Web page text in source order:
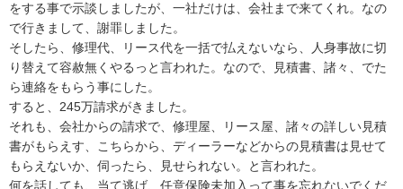
をする事で示談しましたが、一社だけは、会社まで来てくれ。なの
で行きまして、謝罪しました。
そしたら、修理代、リース代を一括で払えないなら、人身事故に切
り替えて容赦無くやるっと言われた。なので、見積書、諸々、でた
ら連絡をもらう事にした。
すると、245万請求がきました。
それも、会社からの請求で、修理屋、リース屋、諸々の詳しい見積
書がもらえす、こちらから、ディーラーなどからの見積書は見せて
もらえないか、伺ったら、見せられない。と言われた。
何を話しても、当て逃げ、任意保険未加入って事を忘れないでくだ